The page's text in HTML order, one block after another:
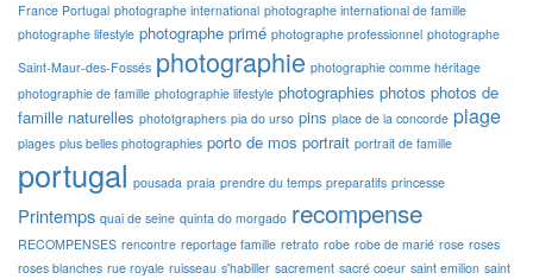
France Portugal photographe international photographe international de famille
photographe lifestyle photographe primé photographe professionnel photographe
Saint-Maur-des-Fossés photographie photographie comme héritage
photographie de famille photographie lifestyle photographies photos photos de
famille naturelles phototgraphers pia do urso pins place de la concorde plage
plages plus belles photographies porto de mos portrait portrait de famille
portugal pousada praia prendre du temps preparatifs princesse
Printemps quai de seine quinta do morgado recompense
RECOMPENSES rencontre reportage famille retrato robe robe de marié rose roses
roses blanches rue royale ruisseau s'habiller sacrement sacré coeur saint emilion saint